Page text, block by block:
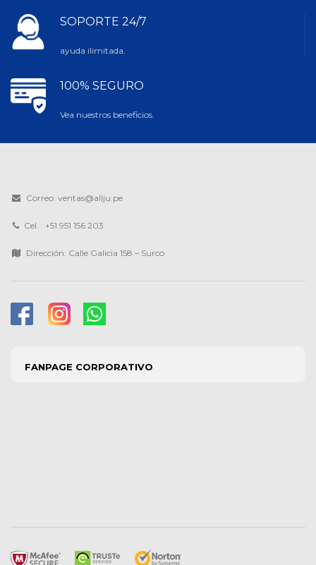
SOPORTE 24/7
ayuda ilimitada.
100% SEGURO
Vea nuestros beneficios.
Correo: ventas@allju.pe
Cel. : +51 951 156 203
Dirección: Calle Galicia 158 – Surco
FANPAGE CORPORATIVO